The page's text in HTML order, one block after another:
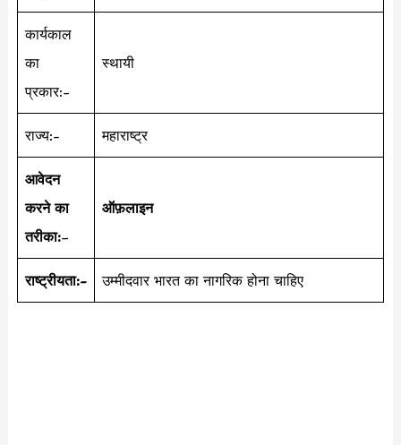
कार्यकाल
का
प्रकार:-
स्थायी
राज्य:- महाराष्ट्र
आवेदन
करने का
तरीका:–
ऑफ़लाइन
राष्ट्रीयता:- उम्मीदवार भारत का नागरिक होना चाहिए